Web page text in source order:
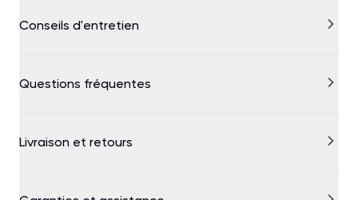
Conseils d'entretien
Questions fréquentes
Livraison et retours